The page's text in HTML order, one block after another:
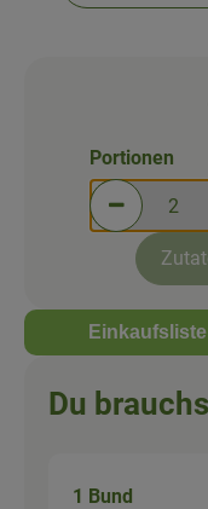
Portionen
Portionen
Einkaufsliste
Du
1 Bund